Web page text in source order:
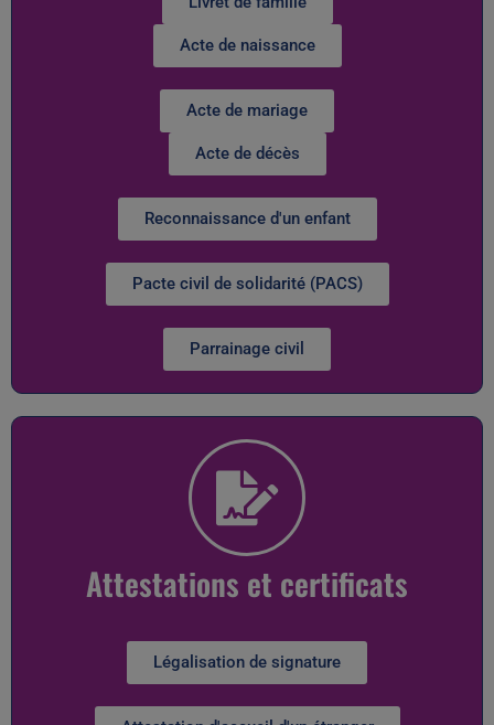
Acte de naissance
Acte de mariage
Acte de décès
Reconnaissance d'un enfant
Pacte civil de solidarité (PACS)
Parrainage civil
Attestations et certificats
Légalisation de signature